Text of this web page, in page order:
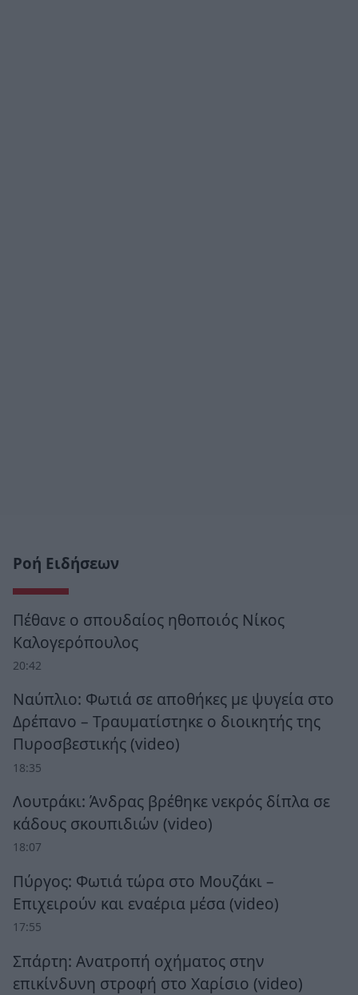
Ροή Ειδήσεων
Πέθανε ο σπουδαίος ηθοποιός Νίκος
Καλογερόπουλος
20:42
Ναύπλιο: Φωτιά σε αποθήκες με ψυγεία στο
Δρέπανο – Τραυματίστηκε ο διοικητής της
Πυροσβεστικής (video)
18:35
Λουτράκι: Άνδρας βρέθηκε νεκρός δίπλα σε
κάδους σκουπιδιών (video)
18:07
Πύργος: Φωτιά τώρα στο Μουζάκι –
Επιχειρούν και εναέρια μέσα (video)
17:55
Σπάρτη: Ανατροπή οχήματος στην
επικίνδυνη στροφή στο Χαρίσιο (video)